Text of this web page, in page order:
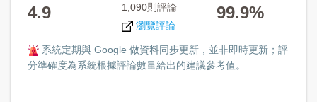
4.9
1,090則評論
瀏覽評論
99.9%
系統定期與 Google 做資料同步更新，並非即時更新；評
分準確度為系統根據評論數量給出的建議參考值。